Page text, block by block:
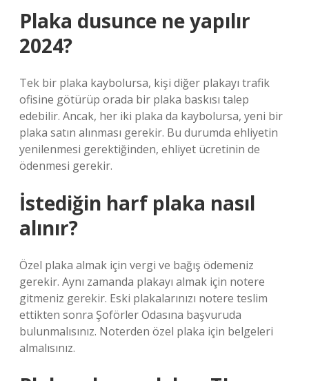
Plaka dusunce ne yapılır
2024?
Tek bir plaka kaybolursa, kişi diğer plakayı trafik
ofisine götürüp orada bir plaka baskısı talep
edebilir. Ancak, her iki plaka da kaybolursa, yeni bir
plaka satın alınması gerekir. Bu durumda ehliyetin
yenilenmesi gerektiğinden, ehliyet ücretinin de
ödenmesi gerekir.
İstediğin harf plaka nasıl
alınır?
Özel plaka almak için vergi ve bağış ödemeniz
gerekir. Aynı zamanda plakayı almak için notere
gitmeniz gerekir. Eski plakalarınızı notere teslim
ettikten sonra Şoförler Odasına başvuruda
bulunmalısınız. Noterden özel plaka için belgeleri
almalısınız.